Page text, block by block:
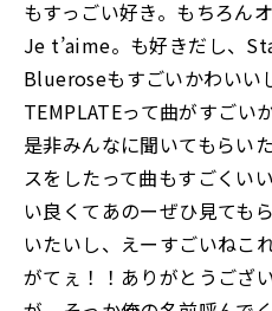
もすっごい好き。もちろん
Je t’aime。も好きだし、
Blueroseもすごいかわいい
TEMPLATEって曲がすごい
是非みんなに聞いてもらい
スをしたって曲もすごくい
い良くてあのーぜひ見ても
いたいし、えーすごいねこ
がてぇ！！ありがとうござ